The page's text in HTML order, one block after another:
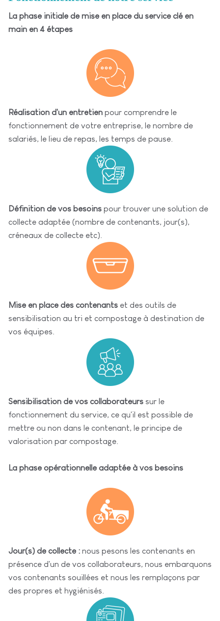
La phase initiale de mise en place du service clé en
main en 4 étapes
Réalisation d'un entretien pour comprendre le
fonctionnement de votre entreprise, le nombre de
salariés, le lieu de repas, les temps de pause.
Définition de vos besoins pour trouver une solution de
collecte adaptée (nombre de contenants, jour(s),
créneaux de collecte etc).
Mise en place des contenants et des outils de
sensibilisation au tri et compostage à destination de
vos équipes.
Sensibilisation de vos collaborateurs sur le
fonctionnement du service, ce qu'il est possible de
mettre ou non dans le contenant, le principe de
valorisation par compostage.
La phase opérationnelle adaptée à vos besoins
Jour(s) de collecte : nous pesons les contenants en
présence d'un de vos collaborateurs, nous embarquons
vos contenants souillées et nous les remplaçons par
des propres et hygiénisés.